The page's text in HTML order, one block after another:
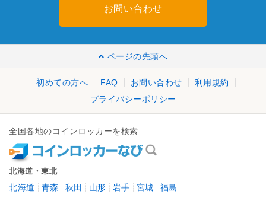
お問い合わせ
ページの先頭へ
初めての方へ FAQ お問い合わせ
利用規約
プライバシーポリシー
全国各地のコインロッカーを検索
北海道・東北
北海道 青森 秋田 山形 岩手 宮城 福島